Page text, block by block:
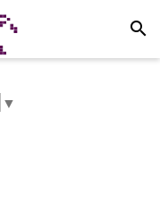
search
▼